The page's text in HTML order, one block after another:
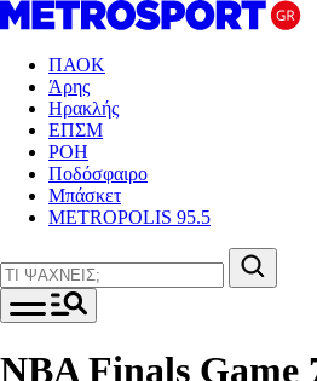
ΠΑΟΚ
Άρης
Ηρακλής
ΕΠΣΜ
ΡΟΗ
Ποδόσφαιρο
Μπάσκετ
METROPOLIS 95.5
NBA Finals Game